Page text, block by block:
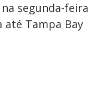
segunda-feira
até Tampa Bay